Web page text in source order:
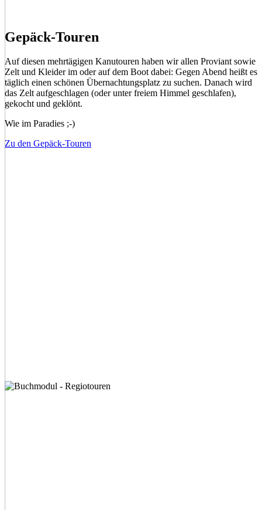
Gepäck-Touren
Auf diesen mehrtägigen Kanutouren haben wir allen Proviant sowie
Zelt und Kleider im oder auf dem Boot dabei: Gegen Abend heißt es
täglich einen schönen Übernachtungsplatz zu suchen. Danach wird
das Zelt aufgeschlagen (oder unter freiem Himmel geschlafen),
gekocht und geklönt.
Wie im Paradies ;-)
Zu den Gepäck-Touren